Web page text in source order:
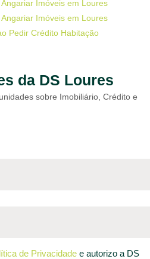
Imóveis em Loures
Imóveis em Loures
Pedir Crédito Habitação
da DS Loures
sobre Imobiliário, Crédito e
de Privacidade e autorizo a DS